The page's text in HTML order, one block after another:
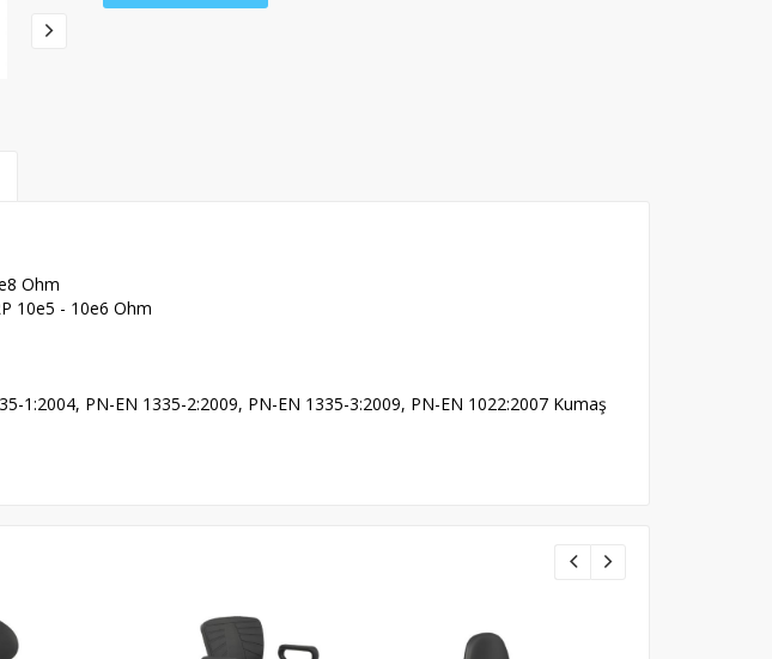
Ohm
10e5 - 10e6 Ohm
1:2004, PN-EN 1335-2:2009, PN-EN 1335-3:2009, PN-EN 1022:2007 Kumaş